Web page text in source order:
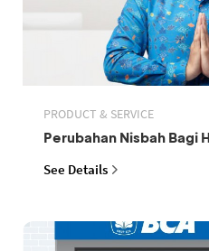
PRODUCT & SERVICE
Perubahan Nisbah Bagi
See Details